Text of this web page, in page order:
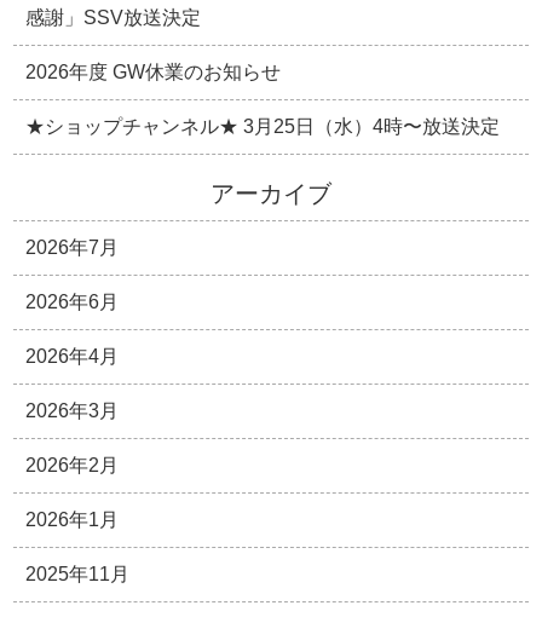
感謝」SSV放送決定
2026年度 GW休業のお知らせ
★ショップチャンネル★ 3月25日（水）4時〜放送決定
アーカイブ
2026年7月
2026年6月
2026年4月
2026年3月
2026年2月
2026年1月
2025年11月